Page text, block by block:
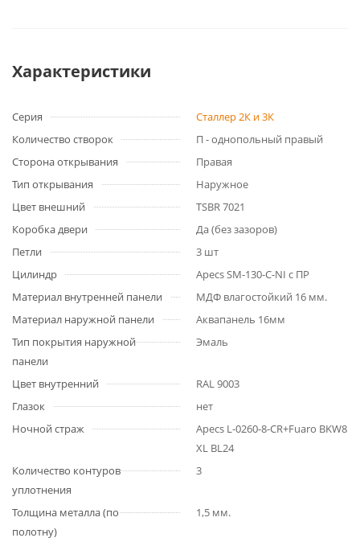
Характеристики
Серия
Сталлер 2К и 3К
Количество створок
П - однопольный правый
Сторона открывания
Правая
Тип открывания
Наружное
Цвет внешний
TSBR 7021
Коробка двери
Да (без зазоров)
Петли
3 шт
Цилиндр
Apecs SM-130-C-NI c ПР
Материал внутренней панели
МДФ влагостойкий 16 мм.
Материал наружной панели
Аквапанель 16мм
Тип покрытия наружной
панели
Эмаль
Цвет внутренний
RAL 9003
Глазок
нет
Ночной страж
Apecs L-0260-8-CR+Fuaro BKW8
XL BL24
Количество контуров
уплотнения
3
Толщина металла (по
полотну)
1,5 мм.